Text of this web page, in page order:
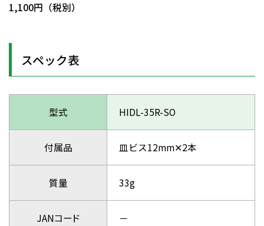
1,100円（税別）
スペック表
型式 HIDL-35R-SO
付属品 皿ビス12mm✕2本
質量 33g
JANコード －